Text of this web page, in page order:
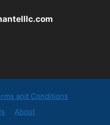
and Conditions
About